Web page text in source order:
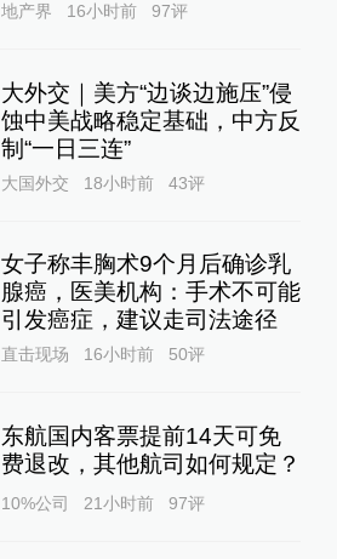
地产界 16小时前 97评
大外交｜美方“边谈边施压”侵
蚀中美战略稳定基础，中方反
制“一日三连”
大国外交 18小时前 43评
女子称丰胸术9个月后确诊乳
腺癌，医美机构：手术不可能
引发癌症，建议走司法途径
直击现场 16小时前 50评
东航国内客票提前14天可免
费退改，其他航司如何规定？
10%公司 21小时前 97评